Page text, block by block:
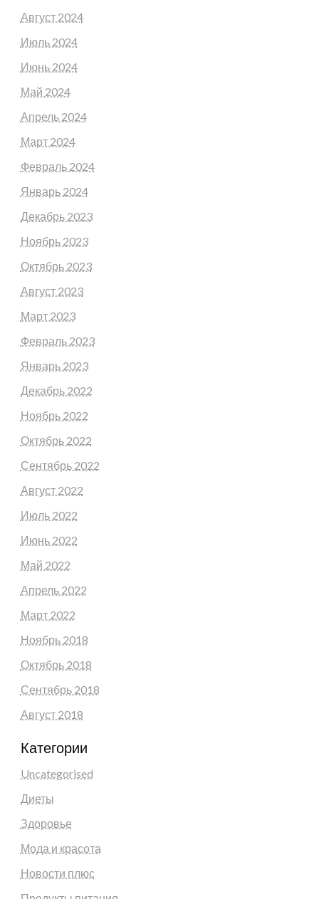
Август 2024
Июль 2024
Июнь 2024
Май 2024
Апрель 2024
Март 2024
Февраль 2024
Январь 2024
Декабрь 2023
Ноябрь 2023
Октябрь 2023
Август 2023
Март 2023
Февраль 2023
Январь 2023
Декабрь 2022
Ноябрь 2022
Октябрь 2022
Сентябрь 2022
Август 2022
Июль 2022
Июнь 2022
Май 2022
Апрель 2022
Март 2022
Ноябрь 2018
Октябрь 2018
Сентябрь 2018
Август 2018
Категории
Uncategorised
Диеты
Здоровье
Мода и красота
Новости плюс